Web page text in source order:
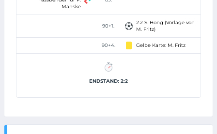
Manske
90+1.
2:2 S. Hong (Vorlage von
M. Fritz)
90+4. Gelbe Karte: M. Fritz
ENDSTAND: 2:2